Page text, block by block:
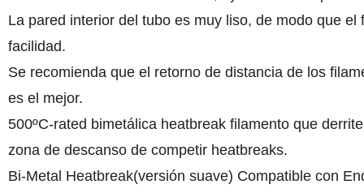
La pared interior del tubo es muy liso, de modo que
facilidad.
Se recomienda que el retorno de distancia de los
es el mejor.
500ºC-rated bimetálica heatbreak filamento que
zona de descanso de competir heatbreaks.
Bi-Metal Heatbreak(versión suave) Compatible con